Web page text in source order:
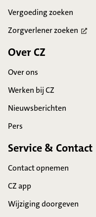
Vergoeding zoeken
Zorgverlenerzoeken
Over CZ
Over ons
Werken bij CZ
Nieuwsberichten
Pers
Service & Contact
Contact opnemen
CZ app
Wijziging doorgeven